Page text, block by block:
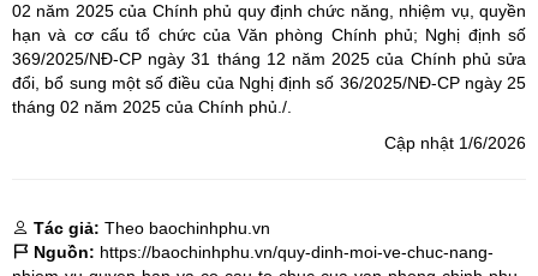
02 năm 2025 của Chính phủ quy định chức năng, nhiệm vụ, quyền
hạn và cơ cấu tổ chức của Văn phòng Chính phủ; Nghị định số
369/2025/NĐ-CP ngày 31 tháng 12 năm 2025 của Chính phủ sửa
đổi, bổ sung một số điều của Nghị định số 36/2025/NĐ-CP ngày 25
tháng 02 năm 2025 của Chính phủ./.
Cập nhật 1/6/2026
Tác giả: Theo baochinhphu.vn
Nguồn: https://baochinhphu.vn/quy-dinh-moi-ve-chuc-nang-